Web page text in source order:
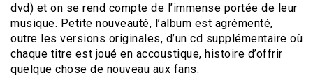
dvd) et on se rend compte de l’immense portée de leur
musique. Petite nouveauté, l’album est agrémenté,
outre les versions originales, d’un cd supplémentaire où
chaque titre est joué en accoustique, histoire d’offrir
quelque chose de nouveau aux fans.